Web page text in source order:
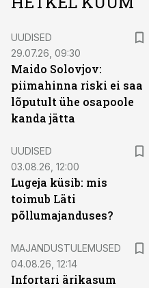
UUDISED
29.07.26, 09:30
Maido Solovjov:
piimahinna riski ei saa
lõputult ühe osapoole
kanda jätta
UUDISED
03.08.26, 12:00
Lugeja küsib: mis
toimub Läti
põllumajanduses?
MAJANDUSTULEMUSED
04.08.26, 12:14
Infortari ärikasum